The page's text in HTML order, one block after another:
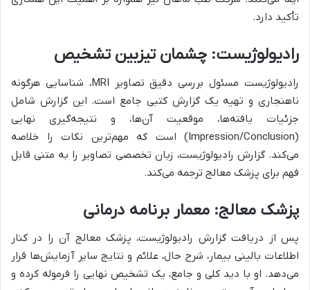
تأکید دارد.
رادیولوژیست: چشمان تیزبین تشخیص
رادیولوژیست مسئول بررسی دقیق تصاویر MRI، شناسایی هرگونه
ناهنجاری و تهیه یک گزارش کتبی جامع است. این گزارش شامل
جزئیات یافته‌ها، موقعیت آن‌ها، و نتیجه‌گیری نهایی
(Impression/Conclusion) است که مهم‌ترین نکات را خلاصه
می‌کند. گزارش رادیولوژیست، زبان تخصصی تصاویر را به متنی قابل
فهم برای پزشک معالج ترجمه می‌کند.
پزشک معالج: معمار برنامه درمانی
پس از دریافت گزارش رادیولوژیست، پزشک معالج آن را در کنار
اطلاعات بالینی بیمار، شرح حال، علائم و نتایج سایر آزمایش‌ها قرار
می‌دهد. او با دید کلی و جامع، یک تشخیص نهایی را فرموله کرده و